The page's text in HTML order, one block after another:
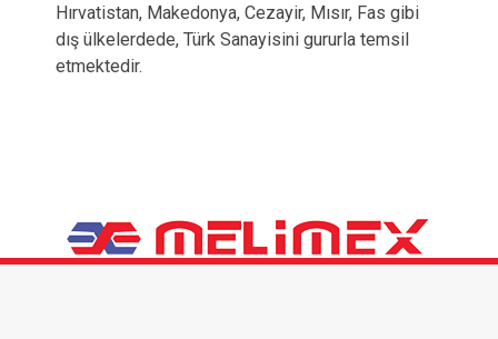
Hırvatistan, Makedonya, Cezayir, Mısır, Fas gibi
dış ülkelerdede, Türk Sanayisini gururla temsil
etmektedir.